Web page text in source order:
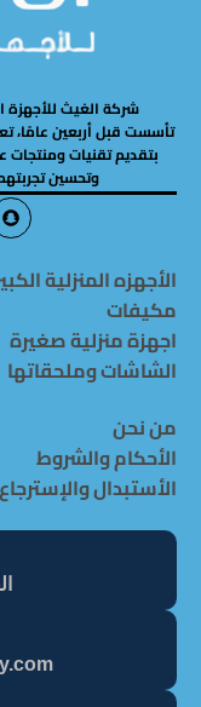
شركة الغيث للأجهزة
تأسست قبل أربعين عامًا،
بتقديم تقنيات ومنتجات
وتحسين
الأجهزه المنزلية
مكيفات
اجهزة منزلية صغيرة
الشاشات وملحقاتها
من نحن
الأحكام والشروط
الأستبدال والإسترجاع